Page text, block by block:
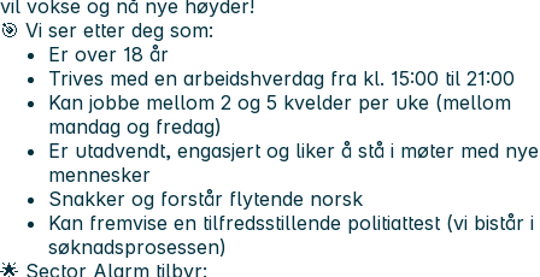
vil vokse og nå nye høyder!
🎯 Vi ser etter deg som:
Er over 18 år
Trives med en arbeidshverdag fra kl. 15:00 til 21:00
Kan jobbe mellom 2 og 5 kvelder per uke (mellom
mandag og fredag)
Er utadvendt, engasjert og liker å stå i møter med nye
mennesker
Snakker og forstår flytende norsk
Kan fremvise en tilfredsstillende politiattest (vi bistår i
søknadsprosessen)
🌟 Sector Alarm tilbyr: